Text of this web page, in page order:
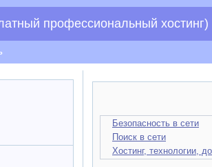
профессиональный хостинг)
Безопасность в сети
Поиск в сети
Хостинг, технологии,